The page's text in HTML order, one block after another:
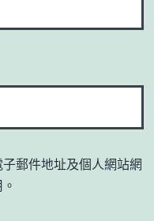
郵件地址及個人網站網